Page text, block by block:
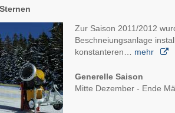
Zur Saison 2011/2012
Beschneiungsanlage
konstanteren… mehr
Generelle Saison
Mitte Dezember - Ende